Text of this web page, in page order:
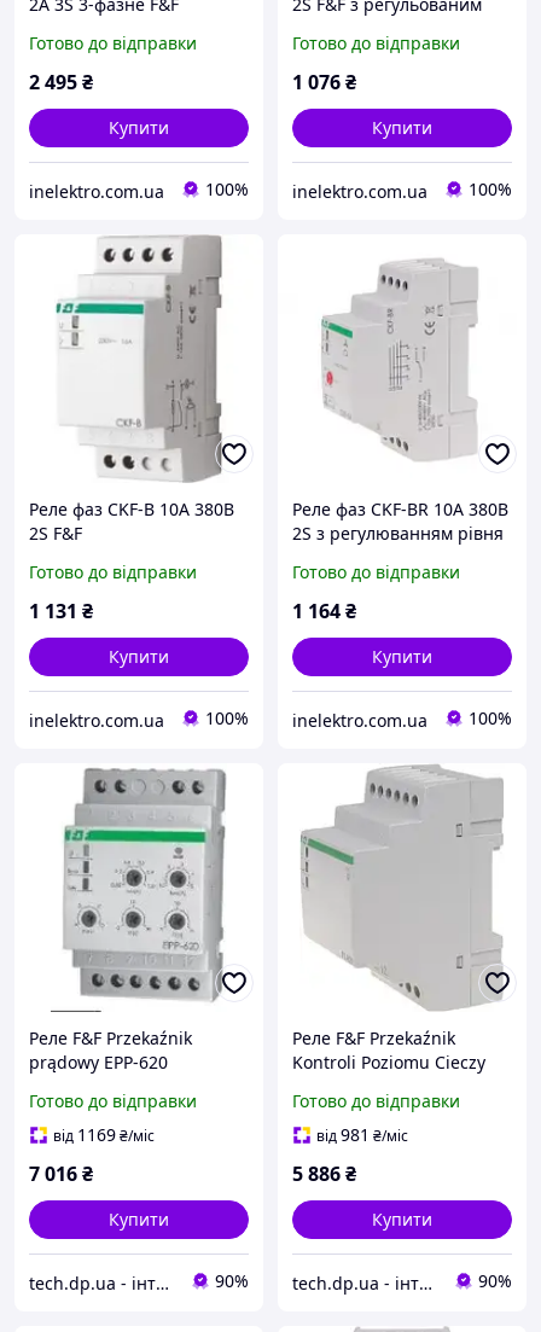
Готово до відправки
2 495₴
Купити
inelektro.com.ua 100%
для несиметрії напруг
Готово до відправки
1 076₴
Купити
inelektro.com.ua 100%
Реле фаз CKF-B 10А 380В
2S F&F
Готово до відправки
1 131 ₴
Купити
inelektro.com.ua 100%
Реле фаз CKF-BR 10А 380В
2S з регулюванням рівня
Готово до відправки
1 164₴
Купити
inelektro.com.ua 100%
Реле F&F Przekaźnik
prądowy EPP-620
Готово до відправки
від 1169₴/міс
7 016₴
Купити
tech.dp.ua - інтернет магазин 90%
Реле F&F Przekaźnik
Kontroli Poziomu Cieczy
Готово до відправки
від981 ₴/міс
5 886₴
Купити
tech.dp.ua - інтернет магазин 90%